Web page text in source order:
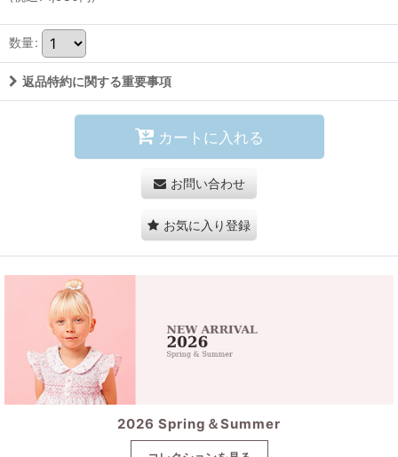
数量:
返品特約に関する重要事項
カートに入れる
お問い合わせ
お気に入り登録
2026 Spring＆Summer